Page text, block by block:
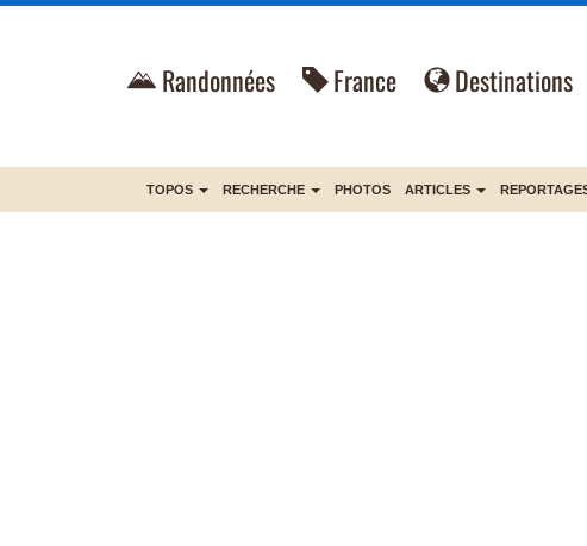
Randonnées France Destinations
TOPOS RECHERCHE PHOTOS ARTICLES